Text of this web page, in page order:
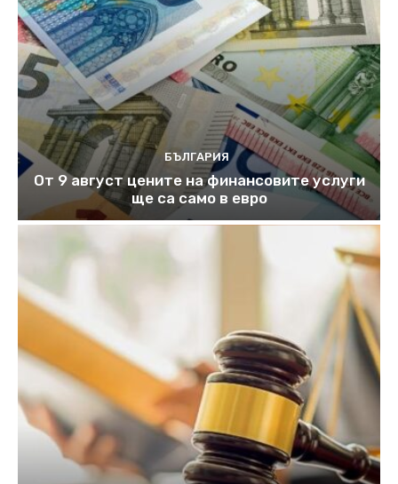
БЪЛГАРИЯ
От 9 август цените на финансовите услуги
ще са само в евро